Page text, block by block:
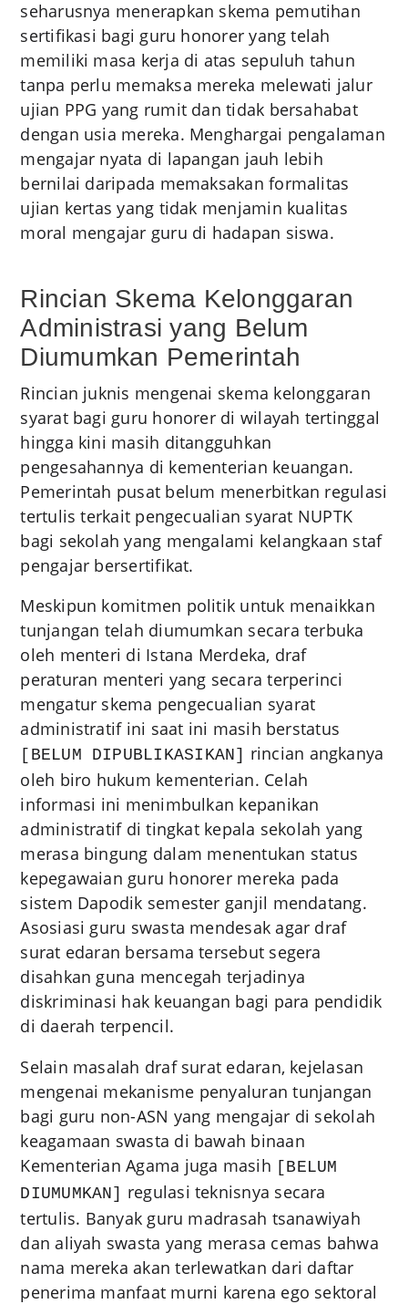
seharusnya menerapkan skema pemutihan
sertifikasi bagi guru honorer yang telah
memiliki masa kerja di atas sepuluh tahun
tanpa perlu memaksa mereka melewati jalur
ujian PPG yang rumit dan tidak bersahabat
dengan usia mereka. Menghargai pengalaman
mengajar nyata di lapangan jauh lebih
bernilai daripada memaksakan formalitas
ujian kertas yang tidak menjamin kualitas
moral mengajar guru di hadapan siswa.
Rincian Skema Kelonggaran
Administrasi yang Belum
Diumumkan Pemerintah
Rincian juknis mengenai skema kelonggaran
syarat bagi guru honorer di wilayah tertinggal
hingga kini masih ditangguhkan
pengesahannya di kementerian keuangan.
Pemerintah pusat belum menerbitkan regulasi
tertulis terkait pengecualian syarat NUPTK
bagi sekolah yang mengalami kelangkaan staf
pengajar bersertifikat.
Meskipun komitmen politik untuk menaikkan
tunjangan telah diumumkan secara terbuka
oleh menteri di Istana Merdeka, draf
peraturan menteri yang secara terperinci
mengatur skema pengecualian syarat
administratif ini saat ini masih berstatus
[BELUM DIPUBLIKASIKAN] rincian angkanya
oleh biro hukum kementerian. Celah
informasi ini menimbulkan kepanikan
administratif di tingkat kepala sekolah yang
merasa bingung dalam menentukan status
kepegawaian guru honorer mereka pada
sistem Dapodik semester ganjil mendatang.
Asosiasi guru swasta mendesak agar draf
surat edaran bersama tersebut segera
disahkan guna mencegah terjadinya
diskriminasi hak keuangan bagi para pendidik
di daerah terpencil.
Selain masalah draf surat edaran, kejelasan
mengenai mekanisme penyaluran tunjangan
bagi guru non-ASN yang mengajar di sekolah
keagamaan swasta di bawah binaan
Kementerian Agama juga masih [BELUM
DIUMUMKAN] regulasi teknisnya secara
tertulis. Banyak guru madrasah tsanawiyah
dan aliyah swasta yang merasa cemas bahwa
nama mereka akan terlewatkan dari daftar
penerima manfaat murni karena ego sektoral